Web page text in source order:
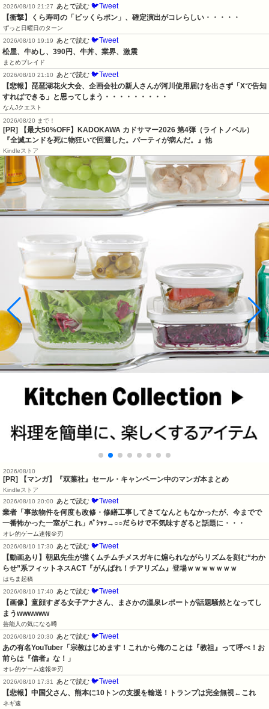
2026/08/10 21:27
あとで読む 🐦Tweet
【衝撃】くら寿司の「ビッくらポン」、確定演出がコレらしい・・・・・
ずっと日曜日のターン
2026/08/10 19:19
あとで読む 🐦Tweet
松屋、牛めし、390円、牛丼、業界、激震
まとめブレイド
2026/08/10 21:10
あとで読む 🐦Tweet
【悲報】琵琶湖花火大会、企画会社の新人さんが河川使用届けを出さず「Xで告知
すればできる」と思ってしまう・・・・・・・・・
なんJクエスト
2026/08/20 まで！
[PR]
【最大50%OFF】KADOKAWA カドサマー2026 第4弾（ライトノベル）
『全滅エンドを死に物狂いで回避した。パーティが病んだ。』他
Kindleストア
2026/08/10
[PR] 【マンガ】『双葉社』セール・キャンペーン中のマンガ本まとめ
Kindleストア
2026/08/10 20:00
あとで読む 🐦Tweet
業者「事故物件を何度も改修・修繕工事してきてなんともなかったが、今までで
一番怖かった一室がこれ」ﾊﾟｼｬｯ→○○だらけで不気味すぎると話題に・・・
オレ的ゲーム速報＠刃
2026/08/10 17:30
あとで読む 🐦Tweet
【動画あり】朝凪先生が描くムチムチメスガキに煽られながらリズムを刻む“わか
らせ”系フィットネスACT『がんばれ！チアリズム』登場ｗｗｗｗｗｗｗ
はちま起稿
2026/08/10 17:40
あとで読む 🐦Tweet
【画像】童顔すぎる女子アナさん、まさかの温泉レポートが話題騒然となってし
まうwwwwww
芸能人の気になる噂
2026/08/10 20:30
あとで読む 🐦Tweet
あの有名YouTuber「宗教はじめます！これから俺のことは『教祖』って呼べ！お
前らは『信者』な！」
オレ的ゲーム速報＠刃
2026/08/10 17:31
あとで読む 🐦Tweet
【悲報】中国父さん、熊本に10トンの支援を輸送！トランプは完全無視←これ
ネギ速